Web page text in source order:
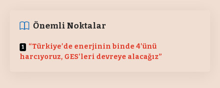
Önemli Noktalar
“Türkiye’de enerjinin binde 4’ünü
harcıyoruz, GES'leri devreye alacağız”